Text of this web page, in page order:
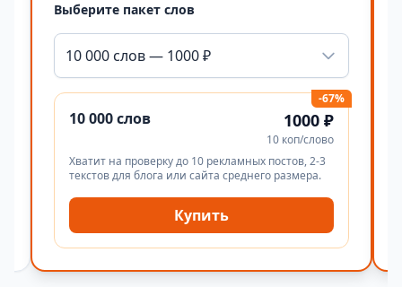
Выберите пакет слов
10 000 слов — 1000 ₽
-67%
10 000 слов 1000 ₽
10 коп/слово
Хватит на проверку до 10 рекламных постов, 2-3
текстов для блога или сайта среднего размера.
Купить